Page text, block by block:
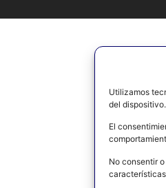
Utilizamos
del dispositivo.
El
No consentir